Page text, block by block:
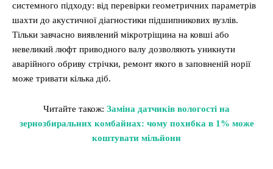
системного підходу: від перевірки геометричних параметрів
шахти до акустичної діагностики підшипникових вузлів.
Тільки завчасно виявлений мікротріщина на ковші або
невеликий люфт приводного валу дозволяють уникнути
аварійного обриву стрічки, ремонт якого в заповненій норії
може тривати кілька діб.
Читайте також: Заміна датчиків вологості на
зернозбиральних комбайнах: чому похибка в 1% може
коштувати мільйони